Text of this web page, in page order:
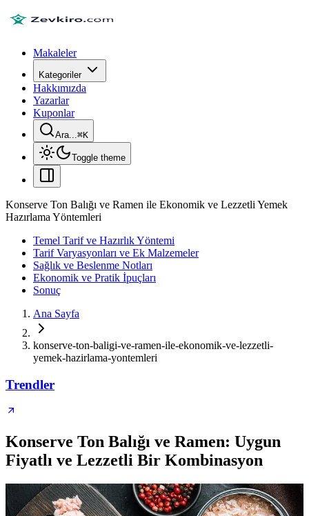
Makaleler
Kategoriler
Hakkımızda
Yazarlar
Kuponlar
Ara...⌘K
Toggle theme
Konserve Ton Balığı ve Ramen ile Ekonomik ve Lezzetli Yemek
Hazırlama Yöntemleri
Temel Tarif ve Hazırlık Yöntemi
Tarif Varyasyonları ve Ek Malzemeler
Sağlık ve Beslenme Notları
Ekonomik ve Pratik İpuçları
Sonuç
Ana Sayfa
konserve-ton-baligi-ve-ramen-ile-ekonomik-ve-lezzetli-
yemek-hazirlama-yontemleri
Trendler
Konserve Ton Balığı ve Ramen: Uygun
Fiyatlı ve Lezzetli Bir Kombinasyon